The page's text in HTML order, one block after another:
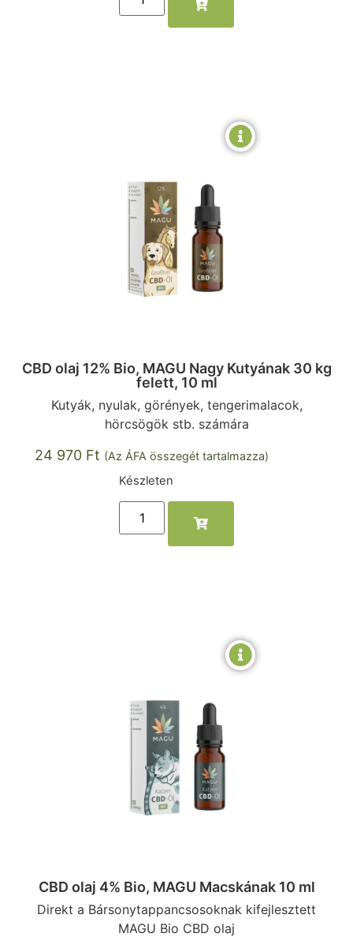
CBD olaj 12% Bio, MAGU Nagy Kutyának 30 kg
felett, 10 ml
Kutyák, nyulak, görények, tengerimalacok,
hörcsögök stb. számára
24 970 Ft (Az ÁFA összegét tartalmazza)
Készleten
CBD olaj 4% Bio, MAGU Macskának 10 ml
Direkt a Bársonytappancsosoknak kifejlesztett
MAGU Bio CBD olaj